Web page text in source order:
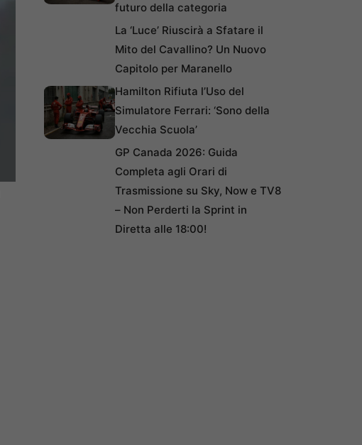
futuro della categoria
La ‘Luce’ Riuscirà a Sfatare il
Mito del Cavallino? Un Nuovo
Capitolo per Maranello
Hamilton Rifiuta l’Uso del
Simulatore Ferrari: ‘Sono della
Vecchia Scuola’
GP Canada 2026: Guida
Completa agli Orari di
Trasmissione su Sky, Now e TV8
– Non Perderti la Sprint in
Diretta alle 18:00!